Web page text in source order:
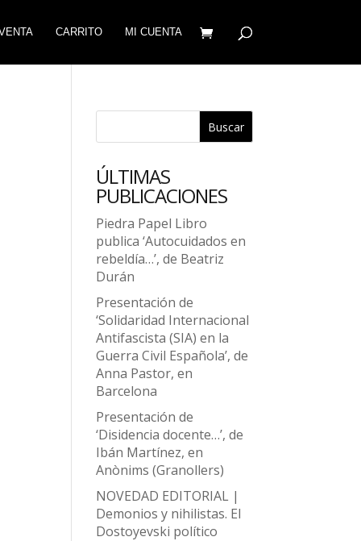
CARRITO MI CUENTA
Buscar
ÚLTIMAS
PUBLICACIONES
Piedra Papel Libro
publica ‘Autocuidados en
rebeldía…’, de Beatriz
Durán
Presentación de
‘Solidaridad Internacional
Antifascista (SIA) en la
Guerra Civil Española’, de
Anna Pastor, en
Barcelona
Presentación de
‘Disidencia docente…’, de
Ibán Martínez, en
Anònims (Granollers)
NOVEDAD EDITORIAL |
Demonios y nihilistas. El
Dostoyevski político